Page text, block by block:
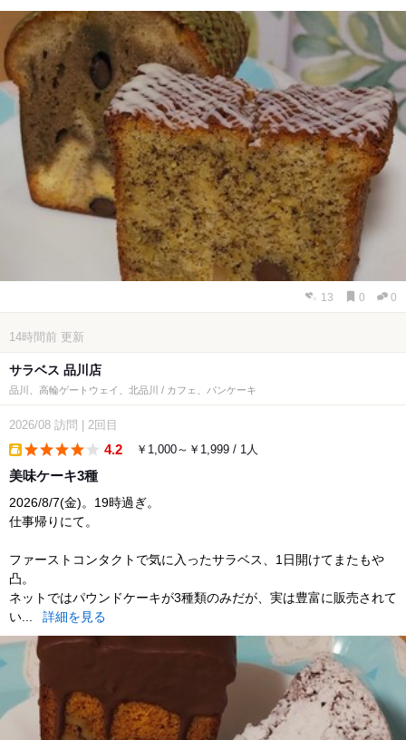
13 0 0
14時間前 更新
サラベス 品川店
品川、高輪ゲートウェイ、北品川 / カフェ、パンケーキ
2026/08 訪問 2回目
4.2 ￥1,000～￥1,999 / 1人
美味ケーキ3種
2026/8/7(金)。19時過ぎ。
仕事帰りにて。
ファーストコンタクトで気に入ったサラベス、1日開けてまたもや
凸。
ネットではパウンドケーキが3種類のみだが、実は豊富に販売されて
い...
詳細を見る